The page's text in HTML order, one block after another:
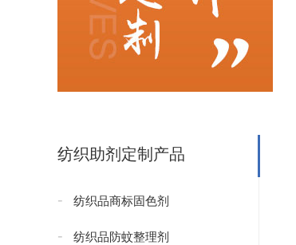
纺织助剂定制产品
纺织品商标固色剂
纺织品防蚊整理剂